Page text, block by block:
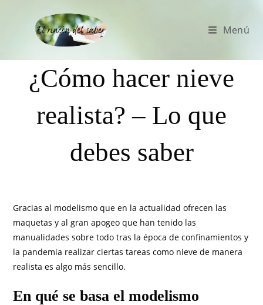
Menú
¿Cómo hacer nieve
realista? – Lo que
debes saber
Gracias al modelismo que en la actualidad ofrecen las
maquetas y al gran apogeo que han tenido las
manualidades sobre todo tras la época de confinamientos y
la pandemia realizar ciertas tareas como nieve de manera
realista es algo más sencillo.
En qué se basa el modelismo